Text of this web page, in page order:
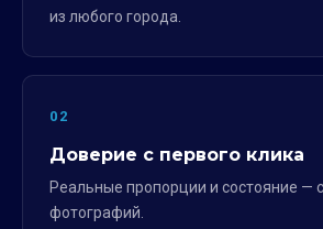
из любого города.
02
Доверие с первого клика
Реальные пропорции и состояние —
фотографий.